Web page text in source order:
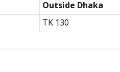
Outside Dhaka
TK 130